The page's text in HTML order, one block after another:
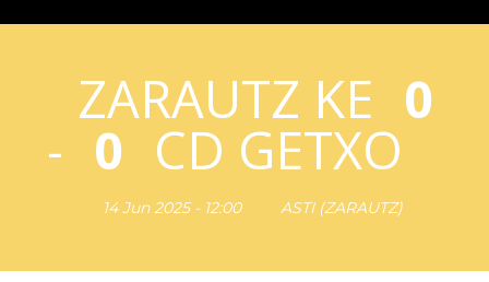
ZARAUTZ KE 0
- 0 CD GETXO
14 Jun 2025 - 12:00 ASTI (ZARAUTZ)